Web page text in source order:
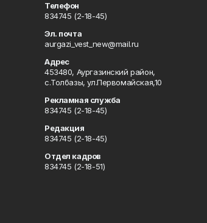
Телефон
834745 (2-18-45)
Эл. почта
aurgazi_vest_new@mail.ru
Адрес
453480, Аургазинский район,
с.Толбазы, ул.Первомайская,10
Рекламная служба
834745 (2-18-45)
Редакция
834745 (2-18-45)
Отдел кадров
834745 (2-18-51)